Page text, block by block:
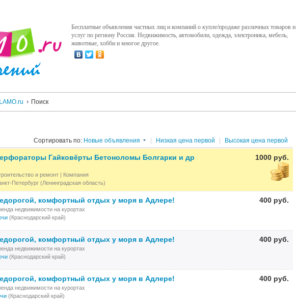
Бесплатные объявления частных лиц и компаний о купле/продаже различных товаров и
услуг по региону Россия. Недвижимость, автомобили, одежда, электроника, мебель,
животные, хобби и многое другое.
Поиск
Сортировать по: Новые объявления Низкая цена первой Высокая цена первой
Гайковёрты Бетоноломы Болгарки и др 1000 руб.
и ремонт | Компания
Петербург (Ленинградская область)
комфортный отдых у моря в Адлере! 400 руб.
недвижимости на курортах
(Краснодарский край)
комфортный отдых у моря в Адлере! 400 руб.
недвижимости на курортах
(Краснодарский край)
комфортный отдых у моря в Адлере! 400 руб.
недвижимости на курортах
(Краснодарский край)